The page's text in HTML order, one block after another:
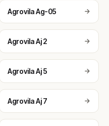
Agrovila Ag-05
Agrovila Aj 2
Agrovila Aj 5
Agrovila Aj 7